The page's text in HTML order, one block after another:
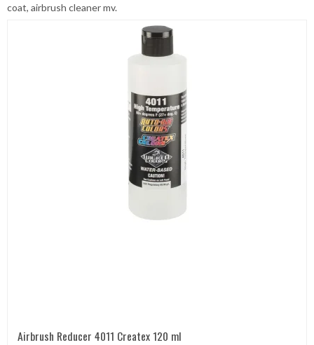
coat, airbrush cleaner mv.
Airbrush Reducer 4011 Createx 120 ml